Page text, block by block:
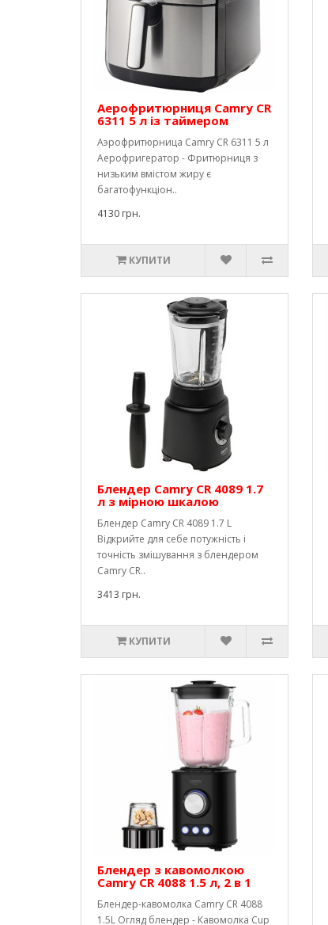
Аерофритюрниця Camry CR
6311 5 л із таймером
Аэрофритюрница Camry CR 6311 5 л
Аерофригератор - Фритюрниця з
низьким вмістом жиру є
багатофункціон..
4130 грн.
КУПИТИ
Блендер Camry CR 4089 1.7
л з мірною шкалою
Блендер Camry CR 4089 1.7 L
Відкрийте для себе потужність і
точність змішування з блендером
Camry CR..
3413 грн.
КУПИТИ
Блендер з кавомолкою
Camry CR 4088 1.5 л, 2 в 1
Блендер-кавомолка Camry CR 4088
1.5L Огляд блендер - Кавомолка Cup